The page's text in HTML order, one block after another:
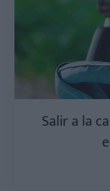
Salir a la